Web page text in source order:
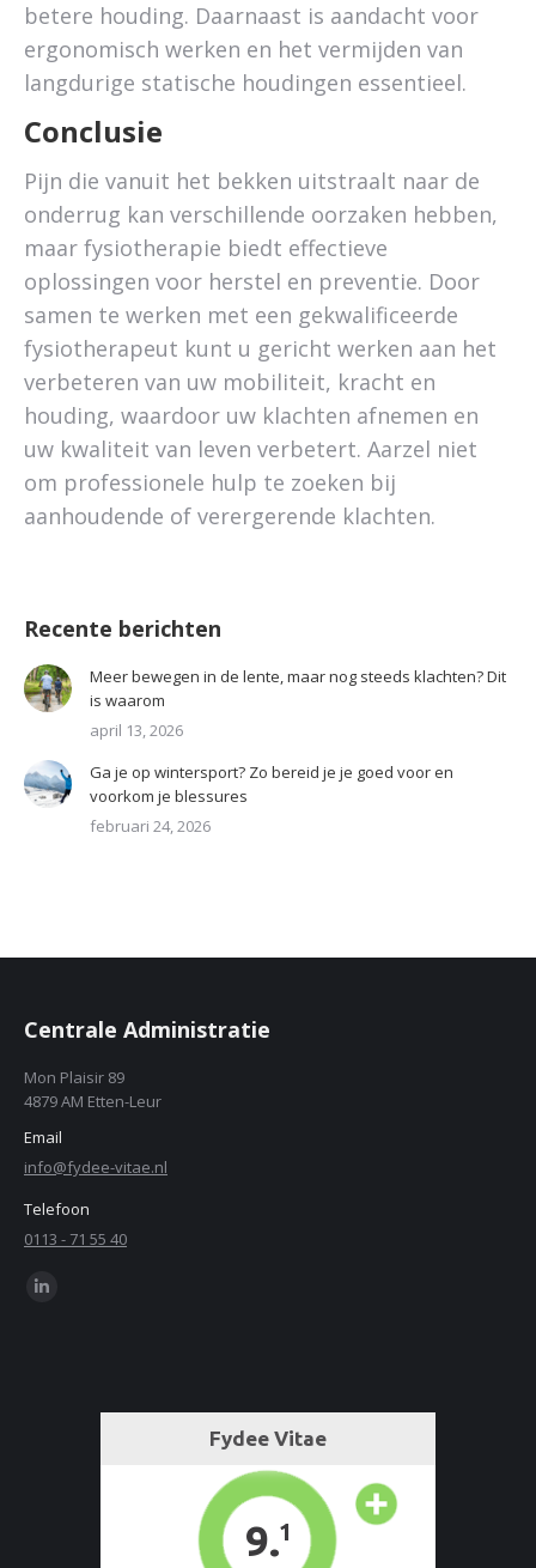
betere houding. Daarnaast is aandacht voor
ergonomisch werken en het vermijden van
langdurige statische houdingen essentieel.
Conclusie
Pijn die vanuit het bekken uitstraalt naar de
onderrug kan verschillende oorzaken hebben,
maar fysiotherapie biedt effectieve
oplossingen voor herstel en preventie. Door
samen te werken met een gekwalificeerde
fysiotherapeut kunt u gericht werken aan het
verbeteren van uw mobiliteit, kracht en
houding, waardoor uw klachten afnemen en
uw kwaliteit van leven verbetert. Aarzel niet
om professionele hulp te zoeken bij
aanhoudende of verergerende klachten.
Recente berichten
Meer bewegen in de lente, maar nog steeds klachten? Dit
is waarom
april 13, 2026
Ga je op wintersport? Zo bereid je je goed voor en
voorkom je blessures
februari 24, 2026
Centrale Administratie
Mon Plaisir 89
4879 AM Etten-Leur
Email
info@fydee-vitae.nl
Telefoon
0113 - 71 55 40
Find us on: